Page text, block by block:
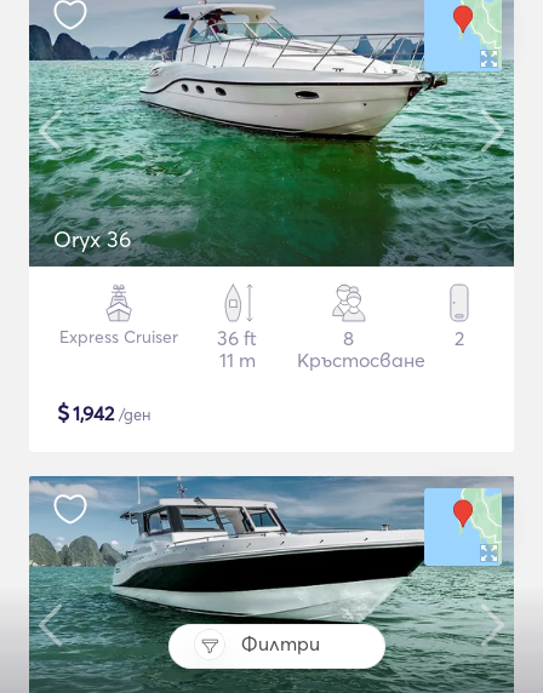
Филтри
Oryx 36
Express Cruiser
36 ft
11 m
8
Кръстосване
2
$1,942/ден